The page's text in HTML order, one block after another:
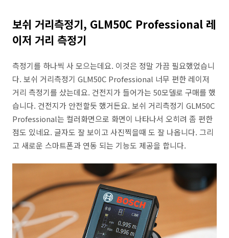
보쉬 거리측정기, GLM50C Professional 레
이저 거리 측정기
측정기를 하나씩 사 모으는데요. 이것은 정말 가끔 필요했었습니
다. 보쉬 거리측정기 GLM50C Professional 너무 편한 레이저
거리 측정기를 샀는데요. 건전지가 들어가는 50모델로 구매를 했
습니다. 건전지가 안전할듯 했거든요. 보쉬 거리측정기 GLM50C
Professional는 컬러화면으로 화면이 나타나서 오히려 좀 편한
점도 있네요. 글자도 잘 보이고 사진찍을때 도 잘 나옵니다. 그리
고 새로운 스마트폰과 연동 되는 기능도 제공을 합니다.